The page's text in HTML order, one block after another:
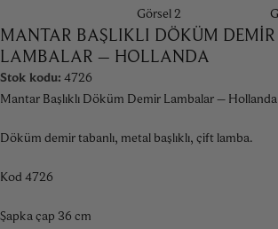
MANTAR BAŞLIKLI DÖKÜM DEMIR
LAMBALAR – HOLLANDA
Stok kodu: 4726
Mantar Başlıklı Döküm Demir Lambalar – Hollanda
Döküm demir tabanlı, metal başlıklı, çift lamba.
Kod 4726
Şapka çap 36 cm